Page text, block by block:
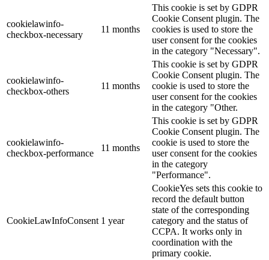
cookielawinfo-
checkbox-necessary
11 months
This cookie is set by GDPR
Cookie Consent plugin. The
cookies is used to store the
user consent for the cookies
in the category "Necessary".
cookielawinfo-
checkbox-others
11 months
This cookie is set by GDPR
Cookie Consent plugin. The
cookie is used to store the
user consent for the cookies
in the category "Other.
cookielawinfo-
checkbox-performance
11 months
This cookie is set by GDPR
Cookie Consent plugin. The
cookie is used to store the
user consent for the cookies
in the category
"Performance".
CookieLawInfoConsent 1 year
CookieYes sets this cookie to
record the default button
state of the corresponding
category and the status of
CCPA. It works only in
coordination with the
primary cookie.